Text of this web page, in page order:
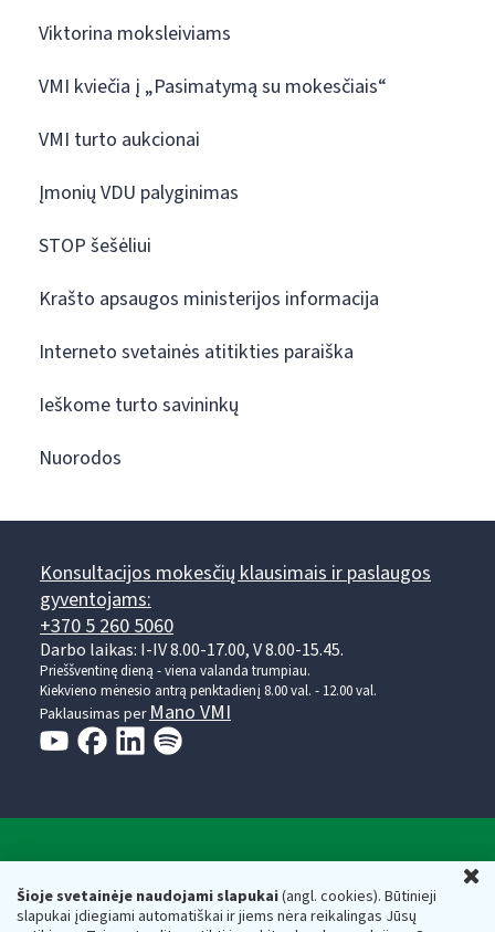
Šioje svetainėje naudojami slapukai(angl. cookies). Būtinieji
slapukai įdiegiami automatiškai ir jiems nėra reikalingas Jūsų
Viktorina moksleiviams
VMI kviečia į „Pasimatymą su mokesčiais“
VMI turto aukcionai
Įmonių VDU palyginimas
STOP šešėliui
Krašto apsaugos ministerijos informacija
Interneto svetainės atitikties paraiška
Ieškome turto savininkų
Nuorodos
Konsultacijos mokesčių klausimais ir paslaugos
gyventojams:
+370 5 260 5060
Darbo laikas: I-IV 8.00-17.00, V 8.00-15.45.
Prieššventinę dieną - viena valanda trumpiau.
Kiekvieno mėnesio antrą penktadienį 8.00 val. - 12.00 val.
Paklausimas per Mano VMI
Respublikos finansų ministerijos